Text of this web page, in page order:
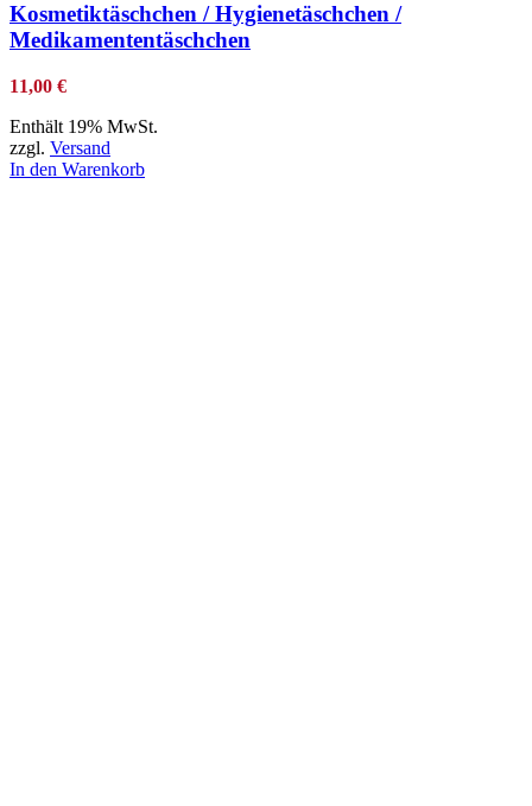
Kosmetiktäschchen / Hygienetäschchen /
Medikamententäschchen
11,00 €
Enthält 19% MwSt.
zzgl. Versand
In den Warenkorb